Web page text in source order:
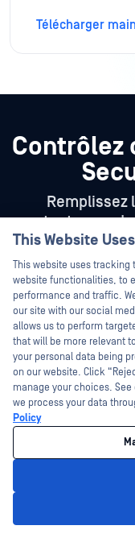
Télécharger
Contrôlez
Remplissez
contacterons
This Website
This website uses
website functionalities, to
performance and traffic.
our site with our social
allows us to perform
that will be more relevant
your personal data being
on our website. Click
manage your choices.
we process your data
Policy